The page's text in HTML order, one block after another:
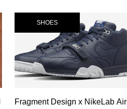
SHOES
Fragment Design x NikeLab Air